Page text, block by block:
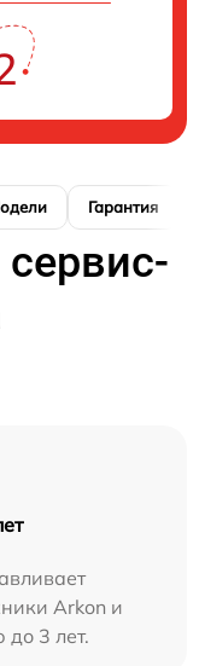
Гарантия
Arkon и
до 3 лет.